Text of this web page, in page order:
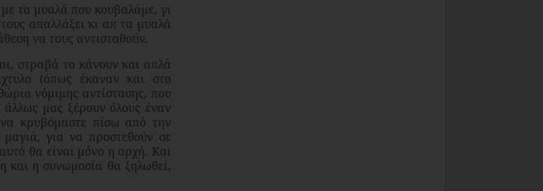
τα μυαλά που κουβαλάμε, γι
απαλλάξει κι απ τα μυαλά
να τους αντισταθούν.
στραβά το κάνουν και απλά
(όπως έκαναν και στο
νόμιμης αντίστασης, που
άλλως μας ξέρουν όλους έναν
να κρυβόμαστε πίσω από την
για να προστεθούν σε
θα είναι μόνο η αρχή. Και
και η συνωμοσία θα ξηλωθεί,